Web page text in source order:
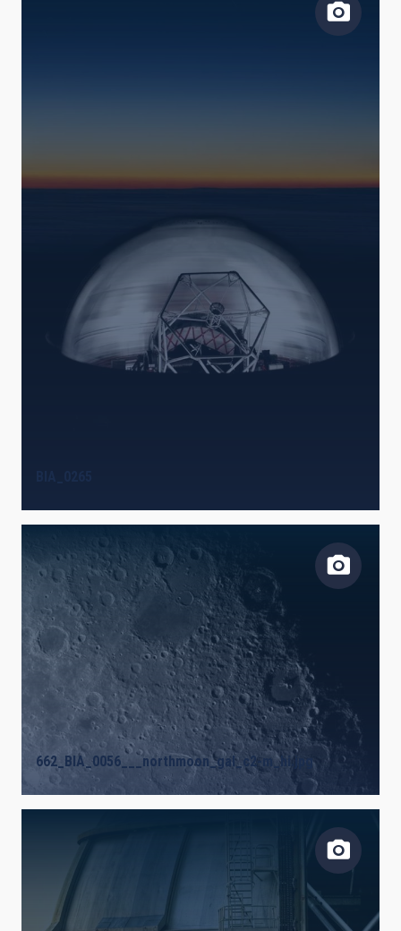
662_BIA_0056___northmoon_gal_c2-m_hi.jpg